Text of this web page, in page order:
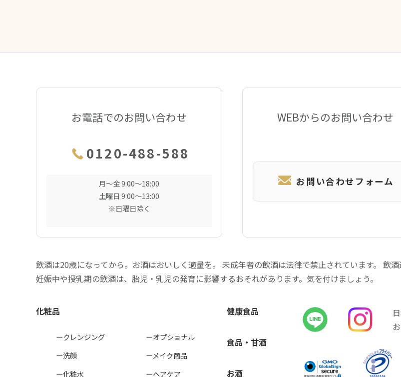
お電話でのお問い合わせ
0120-488-588
月〜金 9:00〜18:00
土曜日 9:00〜13:00
※日曜日除く
WEBからのお問い合わせ
お問い合わせフォーム
飲酒は20歳になってから。お酒はおいしく適量を。 未成年者の飲酒は法律で禁止されています。 飲酒
妊娠中や授乳期の飲酒は、胎児・乳児の発育に影響するおそれがあります。気を付けましょう。
化粧品
ークレンジング
ー洗顔
ー化粧水
ーオプショナル
ーメイク商品
ーヘアケア
健康食品
食品・甘酒
お酒